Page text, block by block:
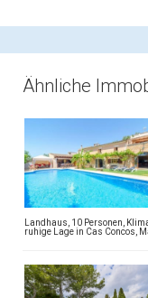
Ähnliche
Landhaus, 10 Personen,
ruhige Lage in Cas Concos,